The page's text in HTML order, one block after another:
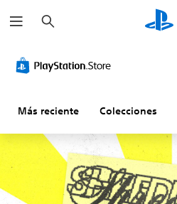
u
s
r
Más reciente Colecciones